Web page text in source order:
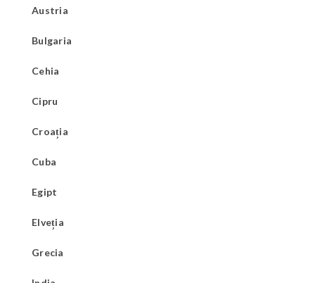
Austria
Bulgaria
Cehia
Cipru
Croația
Cuba
Egipt
Elveția
Grecia